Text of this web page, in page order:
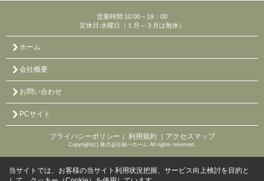
営業時間:10:00～19：00
定休日:水曜日（１月～３月は無休）
ホーム
会社概要
お問い合わせ
PCサイト
プライバシーポリシー ｜ 利用規約 ｜アクセスマップ
Copyright(c) 株式会社福一ホーム All rights reserved.
当サイトでは、お客様の当サイト利用状況把握、サービス向上検討を目的と